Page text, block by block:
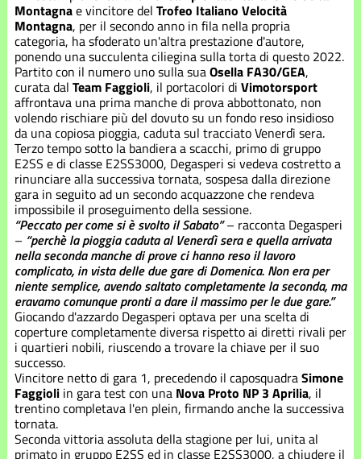
Montagnae vincitore del Trofeo Italiano Velocità
Montagna, per il secondo anno in fila nella propria
categoria, ha sfoderato un'altra prestazione d'autore,
ponendo una succulenta ciliegina sulla torta di questo 2022.
Partito con il numero uno sulla suaOsella FA30/GEA,
curata dal Team Faggioli, il portacolori di Vimotorsport
affrontava una prima manche di prova abbottonato, non
volendo rischiare più del dovuto su un fondo reso insidioso
da una copiosa pioggia, caduta sul tracciato Venerdì sera.
Terzo tempo sotto la bandiera a scacchi, primo di gruppo
E2SS e di classe E2SS3000, Degasperi si vedeva costretto a
rinunciare alla successiva tornata, sospesa dalla direzione
gara in seguito ad un secondo acquazzone che rendeva
impossibile il proseguimento della sessione.
“Peccato per come si è svolto il Sabato”– racconta Degasperi
– “perchè la pioggia caduta al Venerdì sera e quella arrivata
nella seconda manche di prove ci hanno reso il lavoro
complicato, in vista delle due gare di Domenica. Non era per
niente semplice, avendo saltato completamente la seconda, ma
eravamo comunque pronti a dare il massimo per le due gare.”
Giocando d'azzardo Degasperi optava per una scelta di
coperture completamente diversa rispetto ai diretti rivali per
i quartieri nobili, riuscendo a trovare la chiave per il suo
successo.
Vincitore netto di gara 1, precedendo il caposquadraSimone
Faggioliin gara test con una Nova Proto NP 3 Aprilia, il
trentino completava l'en plein, firmando anche la successiva
tornata.
Seconda vittoria assoluta della stagione per lui, unita al
primato in gruppo E2SS ed in classe E2SS3000, a chiudere il
Stagione
2023
Stagione
2024
Stagione
2025
Stagione
2026